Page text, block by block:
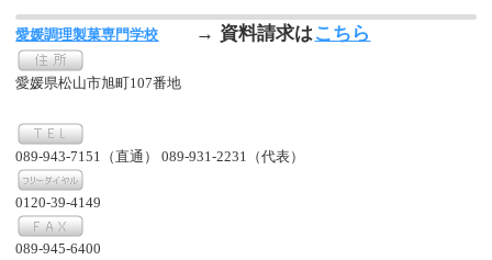
愛媛調理製菓専門学校 → 資料請求はこちら
愛媛県松山市旭町107番地
089-943-7151（直通） 089-931-2231（代表）
0120-39-4149
089-945-6400